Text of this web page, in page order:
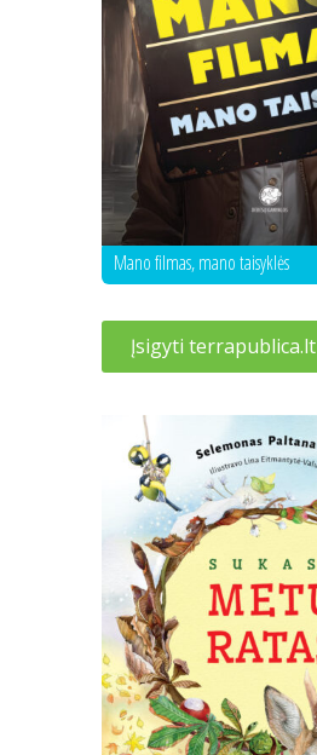
Mano filmas, mano taisyklės
Įsigyti terrapublica.lt